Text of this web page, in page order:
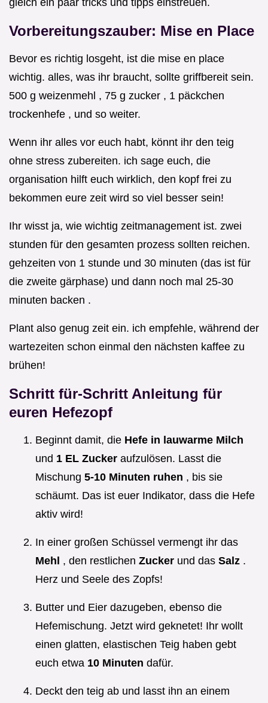
gleich ein paar tricks und tipps einstreuen.
Vorbereitungszauber: Mise en Place
Bevor es richtig losgeht, ist die mise en place
wichtig. alles, was ihr braucht, sollte griffbereit sein.
500 g weizenmehl , 75 g zucker , 1 päckchen
trockenhefe , und so weiter.
Wenn ihr alles vor euch habt, könnt ihr den teig
ohne stress zubereiten. ich sage euch, die
organisation hilft euch wirklich, den kopf frei zu
bekommen eure zeit wird so viel besser sein!
Ihr wisst ja, wie wichtig zeitmanagement ist. zwei
stunden für den gesamten prozess sollten reichen.
gehzeiten von 1 stunde und 30 minuten (das ist für
die zweite gärphase) und dann noch mal 25-30
minuten backen .
Plant also genug zeit ein. ich empfehle, während der
wartezeiten schon einmal den nächsten kaffee zu
brühen!
Schritt für-Schritt Anleitung für
euren Hefezopf
Beginnt damit, die Hefe in lauwarme Milch
und 1 EL Zucker aufzulösen. Lasst die
Mischung 5-10 Minuten ruhen , bis sie
schäumt. Das ist euer Indikator, dass die Hefe
aktiv wird!
In einer großen Schüssel vermengt ihr das
Mehl , den restlichen Zucker und das Salz .
Herz und Seele des Zopfs!
Butter und Eier dazugeben, ebenso die
Hefemischung. Jetzt wird geknetet! Ihr wollt
einen glatten, elastischen Teig haben gebt
euch etwa 10 Minuten dafür.
Deckt den teig ab und lasst ihn an einem